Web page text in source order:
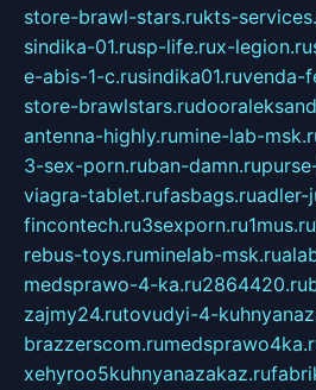
store-brawl-stars.rukts-
sindika-01.rusp-life.rux-legion.ru
e-abis-1-c.rusindika01.ruvenda-
store-brawlstars.ru
antenna-highly.rumine-lab-
3-sex-porn.ruban-damn.ru
viagra-tablet.rufasbags.ruadler-
fincontech.ru3sexporn.ru1mus.ru
rebus-toys.ruminelab-msk.ru
medsprawo-4-ka.ru2864420.ru
zajmy24.rutovudyi-4-
brazzerscom.ru
xehyroo5kuhnyanazakaz.ru